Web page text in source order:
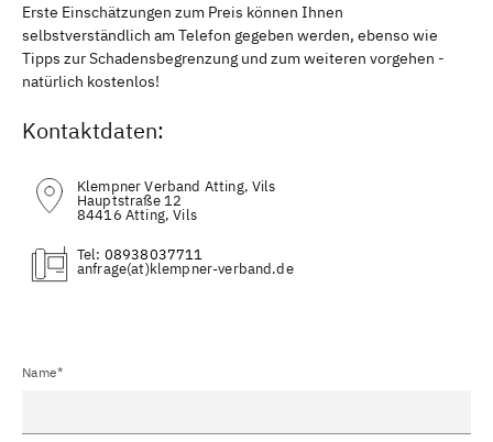
Erste Einschätzungen zum Preis können Ihnen
selbstverständlich am Telefon gegeben werden, ebenso wie
Tipps zur Schadensbegrenzung und zum weiteren vorgehen -
natürlich kostenlos!
Kontaktdaten:
Klempner Verband Atting, Vils
Hauptstraße 12
84416 Atting, Vils
Tel: 08938037711
(at)
Name*